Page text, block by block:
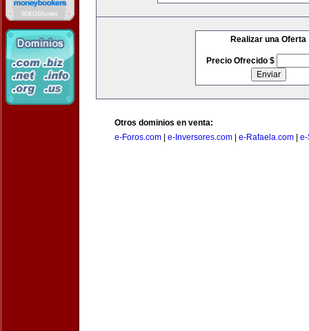
Realizar una Oferta
Precio Ofrecido $
Otros dominios en venta:
e-Foros.com
e-Inversores.com e-Rafaela.com e-